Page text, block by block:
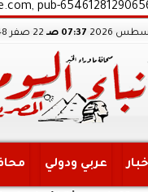
pub-
07:37 صـ 22 صفر 1448
عربي ودولي